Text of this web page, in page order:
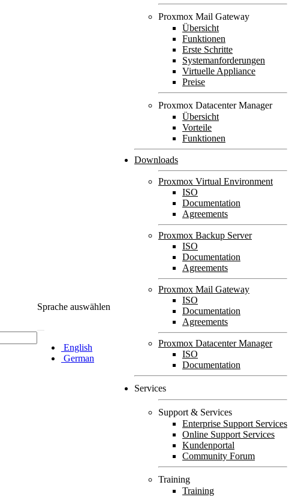
Sprache auswählen
English
German
Proxmox Mail Gateway
Übersicht
Funktionen
Erste Schritte
Systemanforderungen
Virtuelle Appliance
Preise
Proxmox Datacenter Manager
Übersicht
Vorteile
Funktionen
Downloads
Proxmox Virtual Environment
ISO
Documentation
Agreements
Proxmox Backup Server
ISO
Documentation
Agreements
Proxmox Mail Gateway
ISO
Documentation
Agreements
Proxmox Datacenter Manager
ISO
Documentation
Services
Support & Services
Enterprise Support Services
Online Support Services
Kundenportal
Community Forum
Training
Training